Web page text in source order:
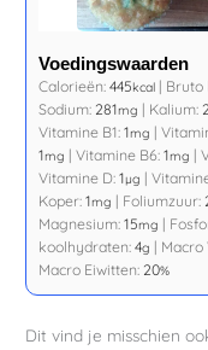
Voedingswaarden
Calorieën:445kcal | Bruto
Sodium: 281mg | Kalium:
Vitamine B1:1mg |
1mg |Vitamine B6:1mg |
Vitamine D:1µg |
Koper:1mg | Foliumzuur:
Magnesium:15mg |
koolhydraten:4g | Macro
Macro Eiwitten: 20%
Dit vind je misschien